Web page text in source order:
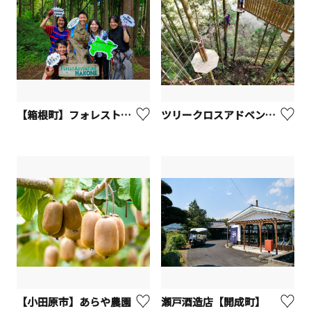
【箱根町】フォレストアドベンチャー・箱根 ツリークロスアドベンチャー【厚木市】
【小田原市】あらや農園 瀬戸酒造店【開成町】